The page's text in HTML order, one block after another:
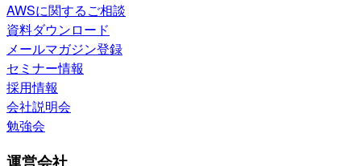
AWSに関するご相談
資料ダウンロード
メールマガジン登録
セミナー情報
採用情報
会社説明会
勉強会
運営会社